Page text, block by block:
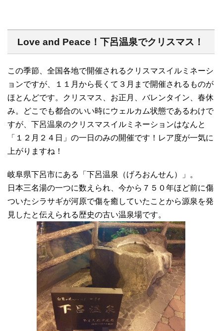
Love and Peace！下呂温泉でクリスマス！
この季節、全国各地で開催されるクリスマスイルミネーシ
ョンですが、１１月から長くて３月まで開催されるものが
ほとんどです。クリスマス、お正月、バレンタイン、春休
み。どこでも都合のいい時にウェルカム状態であるわけで
すが、下呂温泉のクリスマスイルミネーションはなんと
「１２月２４日」の一日のみの開催です！レア度が一気に
上がりますね！
岐阜県下呂市にある「下呂温泉（げろおんせん）」。
日本三名湯の一つに数えられ、今から７５０年ほど前に傷
ついたシラサギが河原で傷を癒していたことから源泉を発
見したと伝えられる歴史の古い温泉場です。